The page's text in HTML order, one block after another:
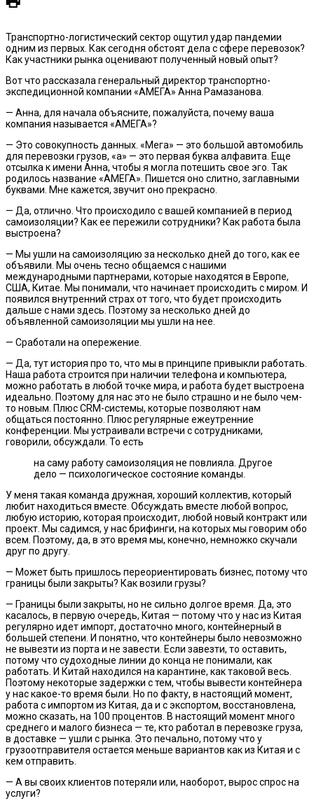
Транспортно-логистический сектор ощутил удар пандемии
одним из первых. Как сегодня обстоят дела с сфере перевозок?
Как участники рынка оценивают полученный новый опыт?
Вот что рассказала генеральный директор транспортно-
экспедиционной компании «АМЕГА» Анна Рамазанова.
— Анна, для начала объясните, пожалуйста, почему ваша
компания называется «АМЕГА»?
— Это совокупность данных. «Мега» — это большой автомобиль
для перевозки грузов, «а» — это первая буква алфавита. Еще
отсылка к имени Анна, чтобы я могла потешить свое эго. Так
родилось название «АМЕГА». Пишется оно слитно, заглавными
буквами. Мне кажется, звучит оно прекрасно.
— Да, отлично. Что происходило с вашей компанией в период
самоизоляции? Как ее пережили сотрудники? Как работа была
выстроена?
— Мы ушли на самоизоляцию за несколько дней до того, как ее
объявили. Мы очень тесно общаемся с нашими
международными партнерами, которые находятся в Европе,
США, Китае. Мы понимали, что начинает происходить с миром. И
появился внутренний страх от того, что будет происходить
дальше с нами здесь. Поэтому за несколько дней до
объявленной самоизоляции мы ушли на нее.
— Сработали на опережение.
— Да, тут история про то, что мы в принципе привыкли работать.
Наша работа строится при наличии телефона и компьютера,
можно работать в любой точке мира, и работа будет выстроена
идеально. Поэтому для нас это не было страшно и не было чем-
то новым. Плюс CRM-системы, которые позволяют нам
общаться постоянно. Плюс регулярные ежеутренние
конференции. Мы устраивали встречи с сотрудниками,
говорили, обсуждали. То есть
на саму работу самоизоляция не повлияла. Другое
дело — психологическое состояние команды.
У меня такая команда дружная, хороший коллектив, который
любит находиться вместе. Обсуждать вместе любой вопрос,
любую историю, которая происходит, любой новый контракт или
проект. Мы садимся, у нас брифинги, на которых мы говорим обо
всем. Поэтому, да, в это время мы, конечно, немножко скучали
друг по другу.
— Может быть пришлось переориентировать бизнес, потому что
границы были закрыты? Как возили грузы?
— Границы были закрыты, но не сильно долгое время. Да, это
касалось, в первую очередь, Китая — потому что у нас из Китая
регулярно идет импорт, достаточно много, контейнерный в
большей степени. И понятно, что контейнеры было невозможно
не вывезти из порта и не завести. Если завезти, то оставить,
потому что судоходные линии до конца не понимали, как
работать. И Китай находился на карантине, как таковой весь.
Поэтому некоторые задержки с тем, чтобы вывести контейнера
у нас какое-то время были. Но по факту, в настоящий момент,
работа с импортом из Китая, да и с экспортом, восстановлена,
можно сказать, на 100 процентов. В настоящий момент много
среднего и малого бизнеса — те, кто работал в перевозке груза,
в доставке — ушли с рынка. Это печально, потому что у
грузоотправителя остается меньше вариантов как из Китая и с
кем отправить.
— А вы своих клиентов потеряли или, наоборот, вырос спрос на
услуги?